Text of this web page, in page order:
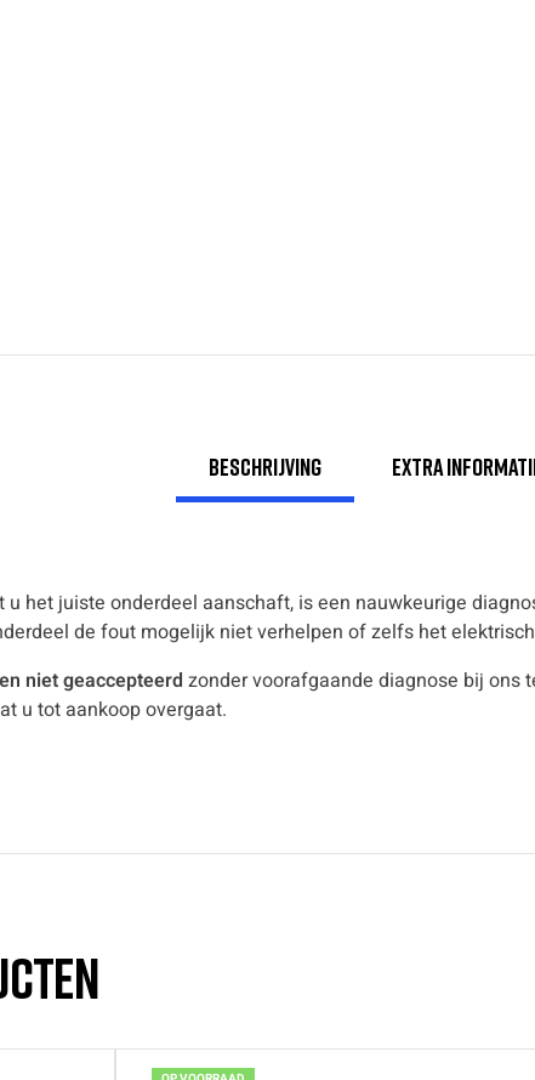
Beschrijving Extra
u het juiste onderdeel aanschaft, is een nauwkeurige
de fout mogelijk niet verhelpen of zelfs het
niet geaccepteerd zonder voorafgaande diagnose bij ons
u tot aankoop overgaat.